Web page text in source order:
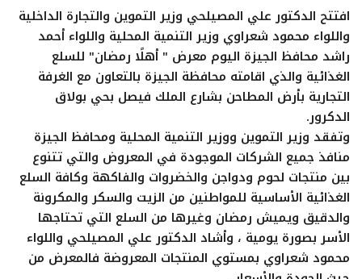
فيديو وتوك شو
تقارير
مقالات
مجتمع البترول
دليل شركات البترول المصرية
ايجبس
افتتح الدكتور علي المصيلحي وزير التموين والتجارة الداخلية
واللواء محمود شعراوي وزير التنمية المحلية واللواء أحمد
راشد محافظ الجيزة اليوم معرض " أهلًا رمضان" للسلع
الغذائية والذي اقامته محافظة الجيزة بالتعاون مع الغرفة
التجارية بأرض المطاحن بشارع الملك فيصل بحي بولاق
الدكرور.
وتفقد وزير التموين ووزير التنمية المحلية ومحافظ الجيزة
منافذ جميع الشركات الموجودة في المعروض والتي تتنوع
بين منتجات لحوم ودواجن والخضروات والفاكهة وكافة السلع
الغذائية الأساسية للمواطنين من الزيت والسكر والمكرونة
والدقيق ويميش رمضان وغيرها من السلع التي تحتاجها
الأسر بصورة يومية ، وأشاد الدكتور علي المصيلحي واللواء
محمود شعراوي بمستوي المنتجات المعروضة فالمعرض من